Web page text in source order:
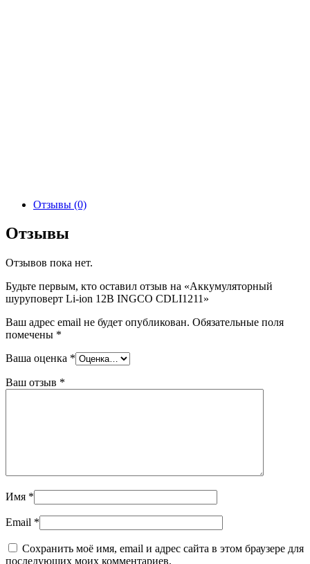
Отзывы (0)
Отзывы
Отзывов пока нет.
Будьте первым, кто оставил отзыв на «Аккумуляторный
шуруповерт Li-ion 12В INGCO CDLI1211»
Ваш адрес email не будет опубликован. Обязательные поля
помечены *
Ваша оценка *
Ваш отзыв *
Имя *
Email *
Сохранить моё имя, email и адрес сайта в этом браузере для
последующих моих комментариев.